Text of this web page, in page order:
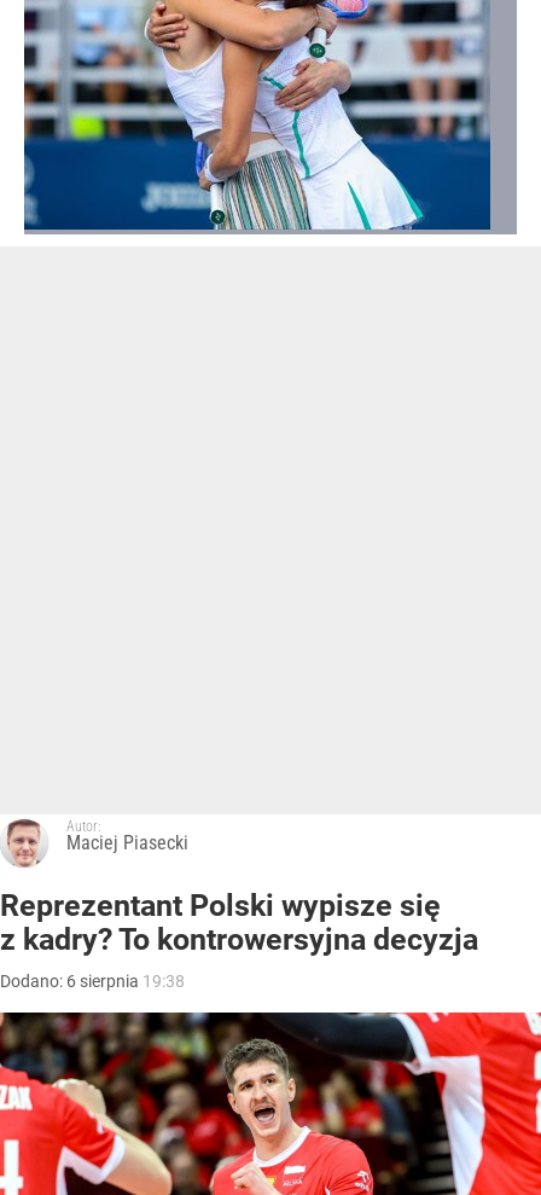
Autor:
Maciej Piasecki
Reprezentant Polski wypisze się
z kadry? To kontrowersyjna decyzja
Dodano: 6 sierpnia 19:38